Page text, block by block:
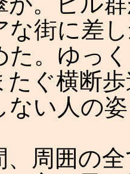
街に差
た。ゆっ
ぐ横断
ない人の
周囲の